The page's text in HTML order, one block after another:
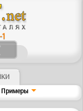
Примеры